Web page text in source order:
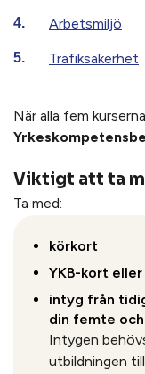
Arbetsmiljö
Trafiksäkerhet
När alla fem
Viktigt att ta
Ta med:
körkort
YKB-kort eller
intyg från
din femte
Intygen
utbildningen